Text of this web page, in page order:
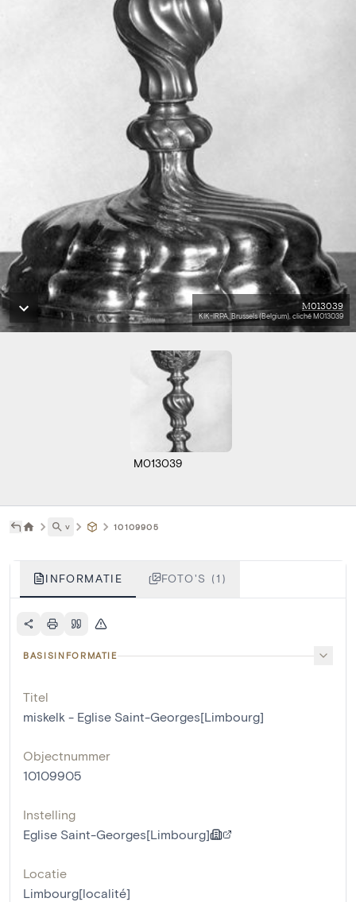
M013039
KIK-IRPA, Brussels (Belgium), cliché M013039
M013039
˅ 10109905
INFORMATIE FOTO'S (1)
BASISINFORMATIE
Titel
miskelk - Eglise Saint-Georges[Limbourg]
Objectnummer
10109905
Instelling
Eglise Saint-Georges[Limbourg]
Locatie
Limbourg[localité]